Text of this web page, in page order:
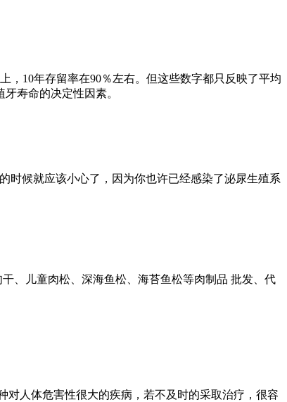
，10年存留率在90％左右。但这些数字都只反映了平均
寿命的决定性因素。
时候就应该小心了，因为你也许已经感染了泌尿生殖系
、儿童肉松、深海鱼松、海苔鱼松等肉制品 批发、代
人体危害性很大的疾病，若不及时的采取治疗，很容